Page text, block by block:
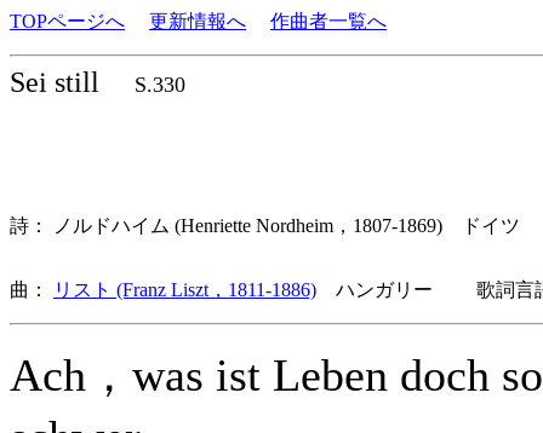
TOPページへ 更新情報へ 作曲者一覧へ
Sei still S.330
詩： ノルドハイム (Henriette Nordheim，1807-1869) ドイツ
曲： リスト (Franz Liszt，1811-1886) ハンガリー 歌詞言語
Ach，was ist Leben doch so